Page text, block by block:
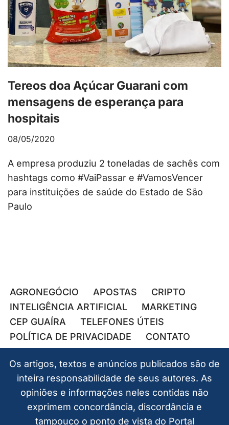
Tereos doa Açúcar Guarani com
mensagens de esperança para
hospitais
08/05/2020
A empresa produziu 2 toneladas de sachês com
hashtags como #VaiPassar e #VamosVencer
para instituições de saúde do Estado de São
Paulo
AGRONEGÓCIO APOSTAS
CRIPTO
INTELIGÊNCIA ARTIFICIAL
MARKETING
CEP GUAÍRA
TELEFONES ÚTEIS
POLÍTICA DE PRIVACIDADE
CONTATO
Os artigos, textos e anúncios publicados são de
inteira responsabilidade de seus autores. As
opiniões e informações neles contidas não
exprimem concordância, discordância e
tampouco o ponto de vista do Portal